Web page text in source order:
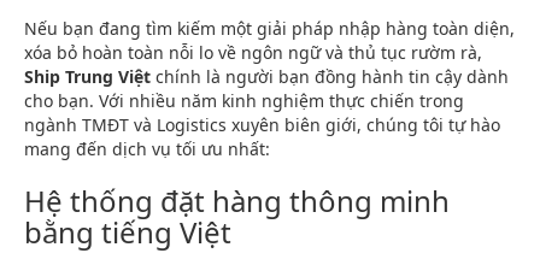
Nếu bạn đang tìm kiếm một giải pháp nhập hàng toàn diện,
xóa bỏ hoàn toàn nỗi lo về ngôn ngữ và thủ tục rườm rà,
Ship Trung Việt chính là người bạn đồng hành tin cậy dành
cho bạn. Với nhiều năm kinh nghiệm thực chiến trong
ngành TMĐT và Logistics xuyên biên giới, chúng tôi tự hào
mang đến dịch vụ tối ưu nhất:
Hệ thống đặt hàng thông minh
bằng tiếng Việt